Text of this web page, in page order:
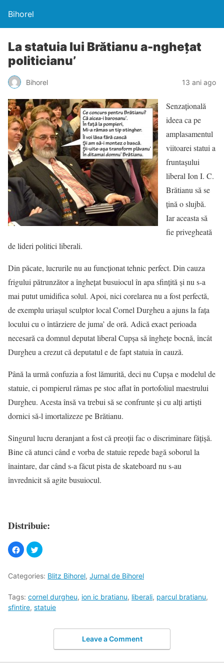
Bihorel
La statuia lui Brătianu a-ngheţat
politicianu’
Bihorel 13 ani ago
Senzaţională
ideea ca pe
amplasamentul
viitoarei statui a
fruntaşului
liberal Ion I. C.
Brătianu să se
ţină o slujbă.
Iar aceasta să
fie privegheată
de lideri politici liberali.
Din păcate, lucrurile nu au funcţionat tehnic perfect. Din cauza
frigului pătrunzător a îngheţat busuiocul în apa sfinţită şi nu s-a
mai putut umidifica solul. Apoi, nici corelarea nu a fost perfectă,
de exemplu uriaşul sculptor local Cornel Durgheu a ajuns la faţa
locului cu o întârziere de juma’ de oră. Adică exact perioada
necesară ca domnul deputat liberal Cupşa să îngheţe bocnă, încât
Durgheu a crezut că deputatul e de fapt statuia în cauză.
Până la urmă confuzia a fost lămurită, deci nu Cupşa e modelul de
statuie, ci pompierul rămas pe stoc aflat în portofoliul maestrului
Durgheu. Acesta însă va trebui să se confrunte şi cu alţi artişti
dornici să-l imortalizeze pe Brătianu.
Singurul lucru deranjant a fost că preoţii fac o discriminare făţişă.
Bine că atunci când e vorba de statuie repede bagă soborul la
înaintare, dar când s-a făcut pista de skateboard nu s-au
învrednicit să agite busuiocul.
Distribuie:
Categories: Blitz Bihorel, Jurnal de Bihorel
Tags: cornel durgheu, ion ic bratianu, liberali, parcul bratianu,
sfintire, statuie
Leave a Comment